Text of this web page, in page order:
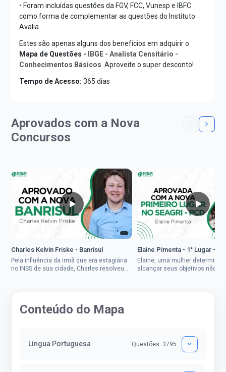
•Foram incluídas questões da FGV, FCC, Vunesp e IBFC
como forma de complementar as questões do Instituto
Avalia.
Estes são apenas alguns dos benefícios em adquirir o
Mapa de Questões - IBGE - Analista Censitário -
Conhecimentos Básicos . Aproveite o super desconto!
Tempo de Acesso: 365 dias
Aprovados com a Nova
Concursos
Charles Kelvin Friske - Banrisul
Pela influência da irmã que era estagiária
no INSS de sua cidade, Charles resolveu
Elaine Pimenta - 1° Lugar -
Elaine, uma mulher
alcançar seus objetivos não
Conteúdo do Mapa
Língua Portuguesa Questões: 3795